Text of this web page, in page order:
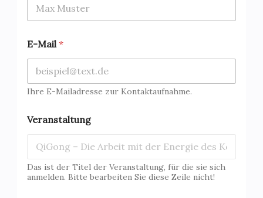
E-Mail *
Ihre E-Mailadresse zur Kontaktaufnahme.
Veranstaltung
Das ist der Titel der Veranstaltung, für die sie sich
anmelden. Bitte bearbeiten Sie diese Zeile nicht!